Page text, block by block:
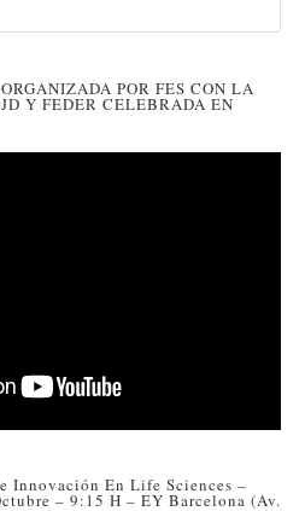
pa
r POR FES CON LA
Y FEDER CELEBRADA EN
Innovación En Life Sciences –
– 9:15 H – EY Barcelona (Av.